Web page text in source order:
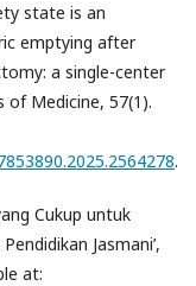
state is an
emptying after
a single-center
of Medicine, 57(1).
.
Cukup untuk
Jasmani’,
at: